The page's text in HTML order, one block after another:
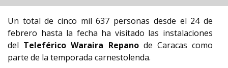
Un total de cinco mil 637 personas desde el 24 de
febrero hasta la fecha ha visitado las instalaciones
del Teleférico Waraira Repanode Caracas como
parte de la temporada carnestolenda.